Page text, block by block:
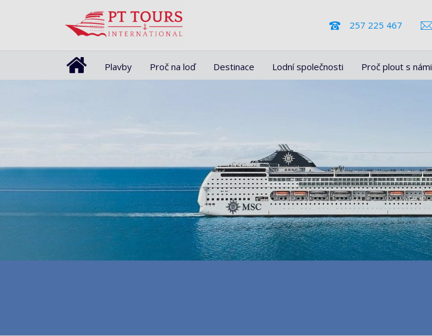
257 225 467
Plavby Proč na loď Destinace Lodní společnosti Proč plout s námi